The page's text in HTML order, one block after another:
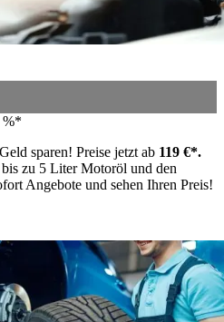
%*
sparen! Preise jetzt ab 119 €*.
zu 5 Liter Motoröl und den
Angebote und sehen Ihren Preis!